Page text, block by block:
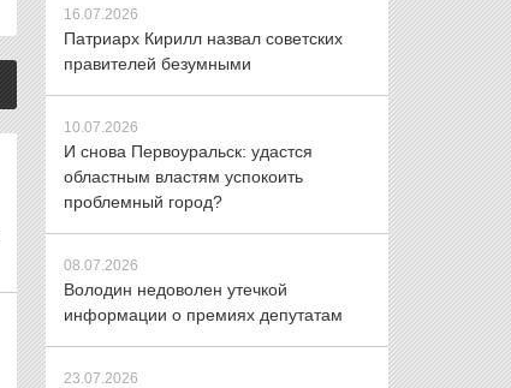
16.07.2026
Патриарх Кирилл назвал советских
правителей безумными
10.07.2026
И снова Первоуральск: удастся
областным властям успокоить
проблемный город?
08.07.2026
Володин недоволен утечкой
информации о премиях депутатам
23.07.2026